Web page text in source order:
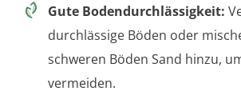
Gute Bodendurchlässigkeit:
durchlässige Böden oder
schweren Böden Sand hinzu,
vermeiden.